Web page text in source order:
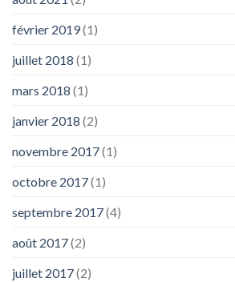
février 2019(1)
juillet 2018 (1)
mars 2018 (1)
janvier 2018 (2)
novembre 2017(1)
octobre 2017(1)
septembre 2017(4)
août 2017(2)
juillet 2017(2)